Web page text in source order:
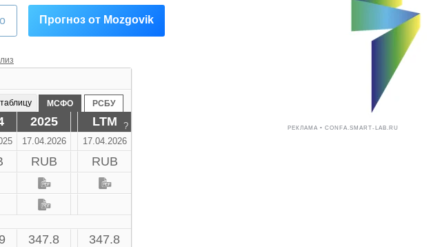
Прогноз от Mozgovik
МСФО РСБУ
2025 LTM ?
17.04.2026 17.04.2026
RUB
RUB
347.8
347.8
РЕКЛАМА • CONFA.SMART-LAB.RU